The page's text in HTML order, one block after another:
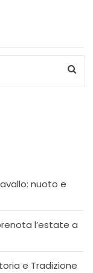
nuoto e
l’estate a
e Tradizione